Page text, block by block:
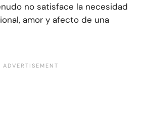
no satisface la necesidad
amor y afecto de una